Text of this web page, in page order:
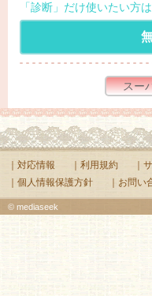
「診断」だけ使いたい方は
スー
｜対応情報 ｜利用規約 ｜
｜個人情報保護方針
｜お問い
© mediaseek